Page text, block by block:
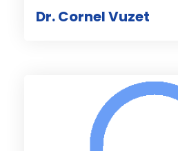
Dr. Cornel Vuzet